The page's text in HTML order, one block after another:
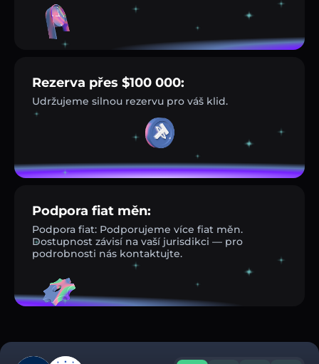
Rezerva přes $100 000:
Udržujeme silnou rezervu pro váš klid.
Podpora fiat měn:
Podpora fiat: Podporujeme více fiat měn.
Dostupnost závisí na vaší jurisdikci — pro
podrobnosti nás kontaktujte.